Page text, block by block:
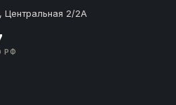
Центральная 2/2А
РФ